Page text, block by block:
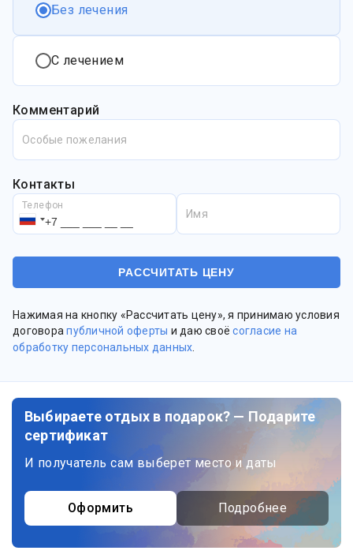
Без лечения
С лечением
Комментарий
Особые пожелания
Контакты
Телефон
Имя
Нажимая на кнопку «Рассчитать цену», я принимаю условия
договорапубличной оферты и даю своёсогласие на
обработку персональных данных
Выбираете отдых в подарок? — Подарите
сертификат
И получатель сам выберет место и даты
Оформить Подробнее